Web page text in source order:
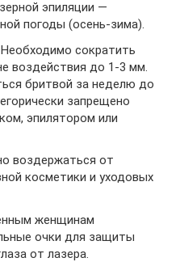
эпиляции —
погоды (осень-зима).
сократить
воздействия до 1-3 мм.
бритвой за неделю до
запрещено
эпилятором или
воздержаться от
косметики и уходовых
женщинам
очки для защиты
от лазера.